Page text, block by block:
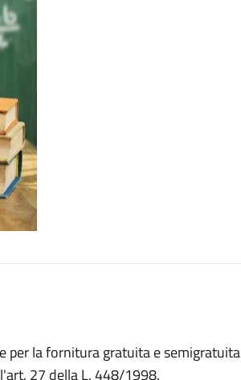
per la fornitura gratuita e
27 della L. 448/1998.